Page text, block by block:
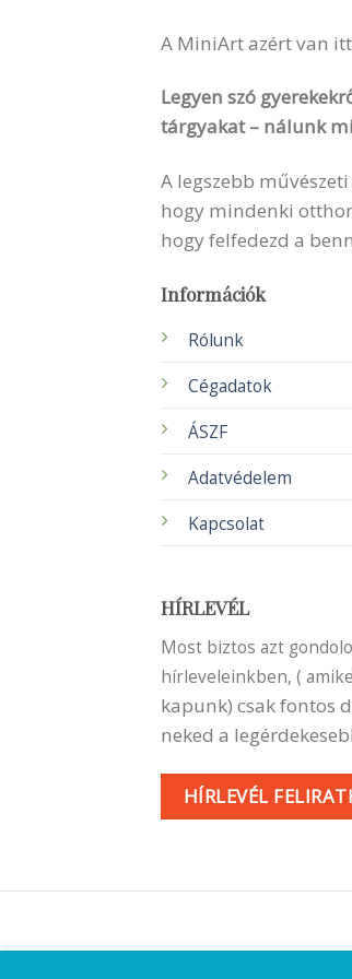
A MiniArt azért van
Legyen szó
tárgyakat – nálunk
A legszebb
hogy mindenki
hogy felfedezd a
Információk
Rólunk
Cégadatok
ÁSZF
Adatvédelem
Kapcsolat
HÍRLEVÉL
Most biztos azt
hírleveleinkben, (
kapunk) csak fontos
neked a
HÍRLEVÉL